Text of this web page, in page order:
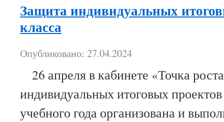
Защита индивидуальных
класса
Опубликовано: 27.04.2024
26 апреля в кабинете «Точка
индивидуальных итоговых
учебного года организована и